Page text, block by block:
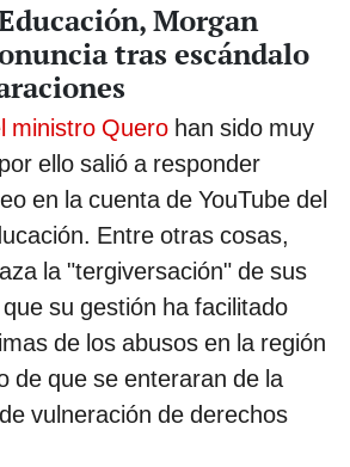
Morgan
tras escándalo
ministro Quero han sido muy
ello salió a responder
en la cuenta de YouTube del
Entre otras cosas,
la "tergiversación" de sus
su gestión ha facilitado
de los abusos en la región
de que se enteraran de la
vulneración de derechos